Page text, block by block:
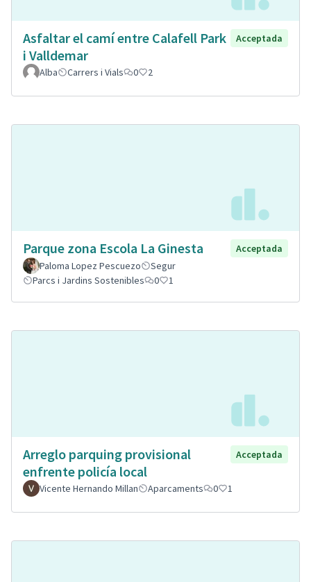
Asfaltar el camí entre Calafell Park
i Valldemar
Acceptada
Alba Carrers i Vials 0 2
Parque zona Escola La Ginesta
Acceptada
Paloma Lopez Pescuezo
Segur
Parcs i Jardins Sostenibles
0 1
Arreglo parquing provisional
enfrente policía local
Acceptada
Vicente Hernando Millan Aparcaments 0 1